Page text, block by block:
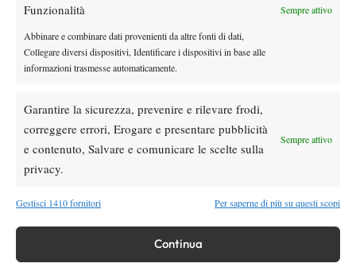
Funzionalità Sempre attivo
Abbinare e combinare dati provenienti da altre fonti di dati,
Collegare diversi dispositivi, Identificare i dispositivi in base alle
informazioni trasmesse automaticamente.
Garantire la sicurezza, prevenire e rilevare frodi,
correggere errori, Erogare e presentare pubblicità
e contenuto, Salvare e comunicare le scelte sulla
privacy.
Sempre attivo
Gestisci 1410 fornitori Per saperne di più su questi scopi
Continua
che dalla sua parte di tabellone potrebbe incrociare al terzo turno
Nalbandian. Saranno fuochi d’artificio.